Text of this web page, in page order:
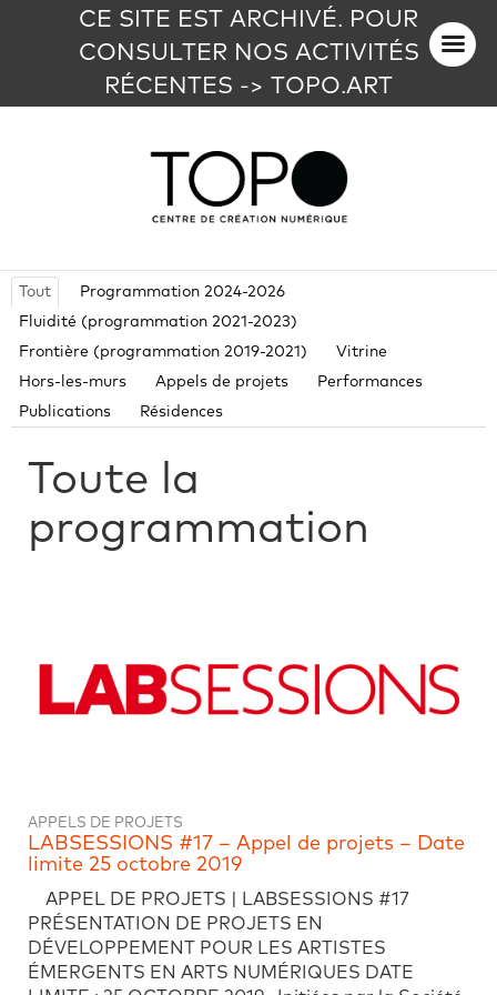
CE SITE EST ARCHIVÉ. POUR
CONSULTER NOS ACTIVITÉS
RÉCENTES -> TOPO.ART
Tout
Programmation 2024-2026
Fluidité (programmation 2021-2023)
Frontière (programmation 2019-2021)
Vitrine
Hors-les-murs
Appels de projets
Performances
Publications
Résidences
Toute la
programmation
APPELS DE PROJETS
LABSESSIONS #17 – Appel de projets – Date
limite 25 octobre 2019
APPEL DE PROJETS | LABSESSIONS #17
PRÉSENTATION DE PROJETS EN
DÉVELOPPEMENT POUR LES ARTISTES
ÉMERGENTS EN ARTS NUMÉRIQUES DATE